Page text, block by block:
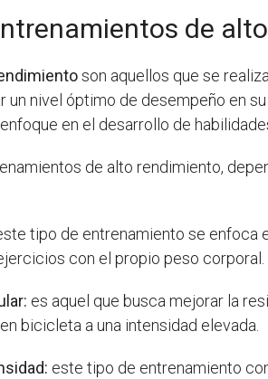
de
son aquellos que se
un nivel óptimo de desempeño en
en el desarrollo de
de alto rendimiento,
tipo de entrenamiento se enfoca
con el propio peso corporal.
es aquel que busca mejorar la
bicicleta a una intensidad elevada.
este tipo de entrenamiento